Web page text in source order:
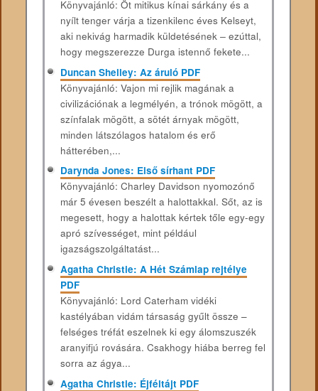
Könyvajánló: Öt mitikus kínai sárkány és a
nyílt tenger várja a tizenkilenc éves Kelseyt,
aki nekivág harmadik küldetésének ‒ ezúttal,
hogy megszerezze Durga istennő fekete...
Duncan Shelley: Az áruló PDF
Könyvajánló: Vajon mi rejlik magának a
civilizációnak a legmélyén, a trónok mögött, a
színfalak mögött, a sötét árnyak mögött,
minden látszólagos hatalom és erő
hátterében,...
Darynda Jones: Első sírhant PDF
Könyvajánló: Charley Davidson nyomozónő
már 5 évesen beszélt a halottakkal. Sőt, az is
megesett, hogy a halottak kértek tőle egy-egy
apró szívességet, mint például
igazságszolgáltatást...
Agatha Christie: A ​Hét Számlap rejtélye
PDF
Könyvajánló: Lord Caterham vidéki
kastélyában vidám társaság gyűlt össze –
felséges tréfát eszelnek ki egy álomszuszék
aranyifjú rovására. Csakhogy hiába berreg fel
sorra az ágya...
Agatha Christie: Éjféltájt PDF